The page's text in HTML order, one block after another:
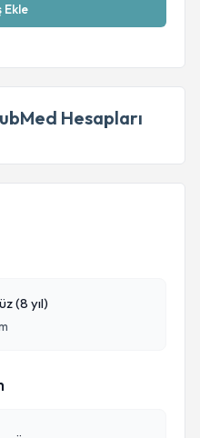
Ekle
Hesapları
(8 yıl)